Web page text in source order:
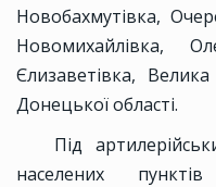
Новобахмутівка,
Новомихайлівка,
Єлизаветівка,
Донецької області.
Під
населених пунктів